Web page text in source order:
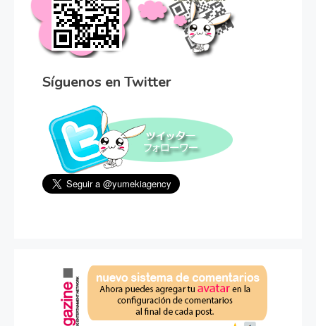
Síguenos en Twitter